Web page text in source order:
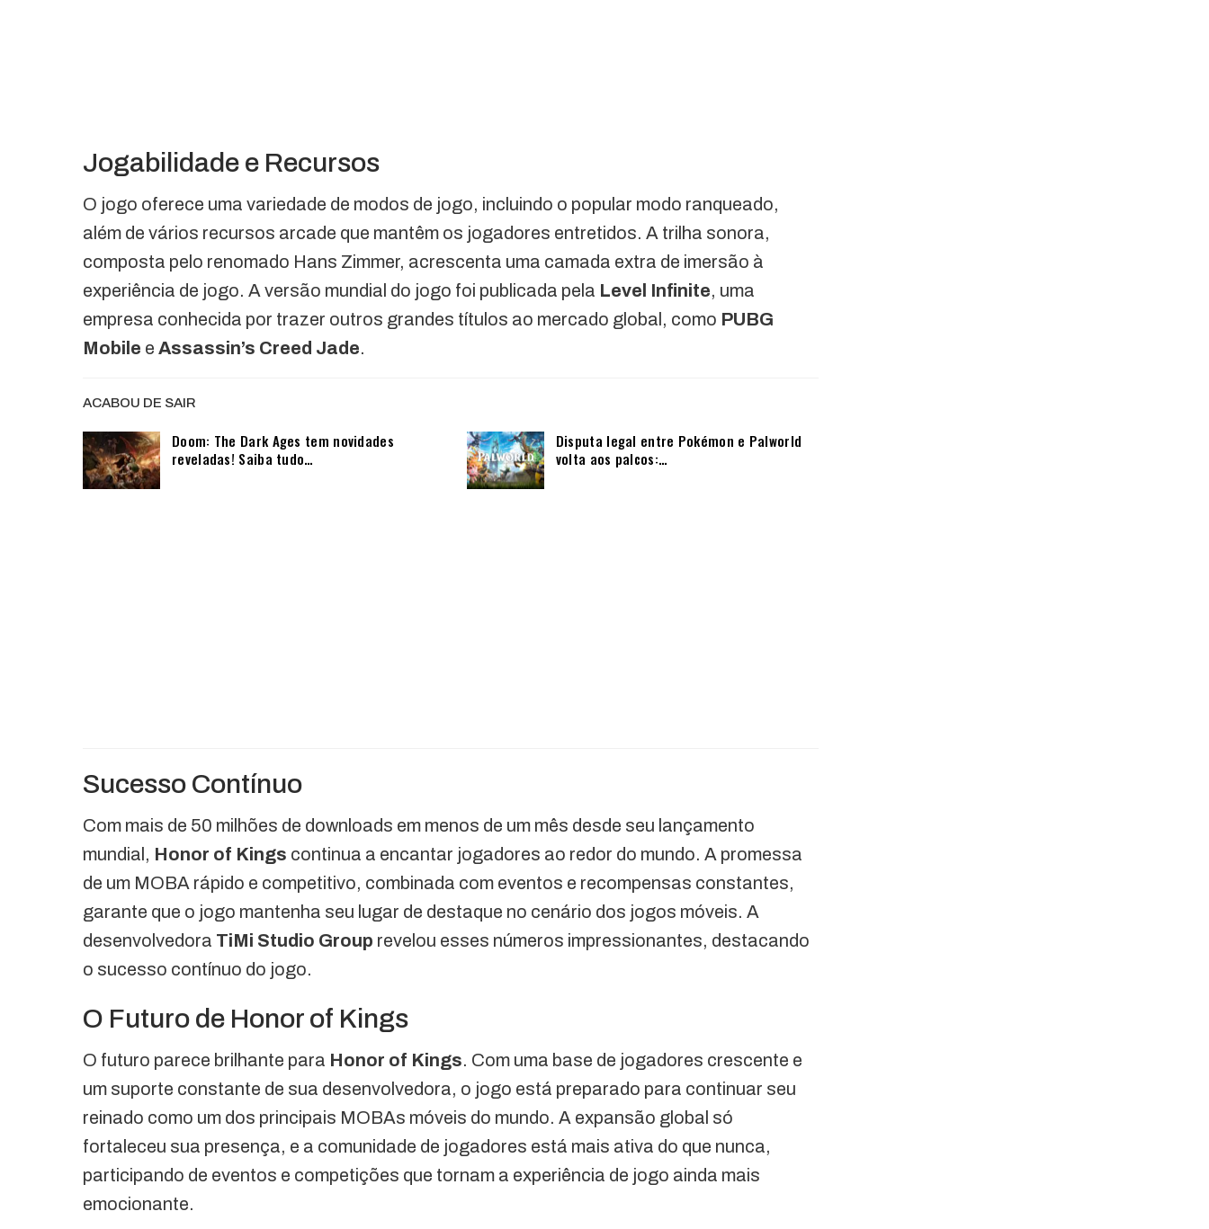
Jogabilidade e Recursos
O jogo oferece uma variedade de modos de jogo, incluindo o popular modo ranqueado,
além de vários recursos arcade que mantêm os jogadores entretidos. A trilha sonora,
composta pelo renomado Hans Zimmer, acrescenta uma camada extra de imersão à
experiência de jogo. A versão mundial do jogo foi publicada pela Level Infinite, uma
empresa conhecida por trazer outros grandes títulos ao mercado global, como PUBG
Mobile e Assassin’s Creed Jade.
ACABOU DE SAIR
Doom: The Dark Ages tem novidades
reveladas! Saiba tudo…
Disputa legal entre Pokémon e Palworld
volta aos palcos:…
Sucesso Contínuo
Com mais de 50 milhões de downloads em menos de um mês desde seu lançamento
mundial, Honor of Kings continua a encantar jogadores ao redor do mundo. A promessa
de um MOBA rápido e competitivo, combinada com eventos e recompensas constantes,
garante que o jogo mantenha seu lugar de destaque no cenário dos jogos móveis. A
desenvolvedora TiMi Studio Group revelou esses números impressionantes, destacando
o sucesso contínuo do jogo.
O Futuro de Honor of Kings
O futuro parece brilhante para Honor of Kings. Com uma base de jogadores crescente e
um suporte constante de sua desenvolvedora, o jogo está preparado para continuar seu
reinado como um dos principais MOBAs móveis do mundo. A expansão global só
fortaleceu sua presença, e a comunidade de jogadores está mais ativa do que nunca,
participando de eventos e competições que tornam a experiência de jogo ainda mais
emocionante.